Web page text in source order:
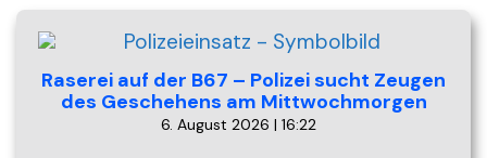
Raserei auf der B67 – Polizei sucht Zeugen
des Geschehens am Mittwochmorgen
6. August 2026 | 16:22